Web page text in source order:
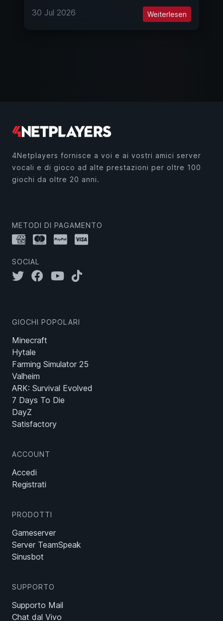
30 Jul 2026 Weiterlesen
4Netplayers fornisce a voi e ai vostri amici server
vocali e di gioco ad alte prestazioni per oltre 100
giochi da oltre 20 anni.
METODI DI PAGAMENTO
SOCIAL
GIOCHI POPOLARI
Minecraft
Hytale
Farming Simulator 25
Valheim
ARK: Survival Evolved
7 Days To Die
DayZ
Satisfactory
ACCOUNT
Accedi
Registrati
PRODOTTI
Gameserver
Server TeamSpeak
Sinusbot
SUPPORTO
Supporto Mail
Chat dal Vivo